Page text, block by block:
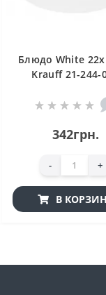
Блюдо White
Krauff 21-244-
342грн.
- +
В